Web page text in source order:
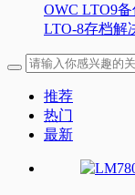
OWC LTO9
LTO-8存档解
推荐
热门
最新